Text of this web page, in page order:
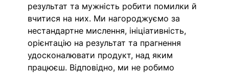
результат та мужність робити помилки й
вчитися на них. Ми нагороджуємо за
нестандартне мислення, ініціативність,
орієнтацію на результат та прагнення
удосконалювати продукт, над яким
працюєш. Відповідно, ми не робимо